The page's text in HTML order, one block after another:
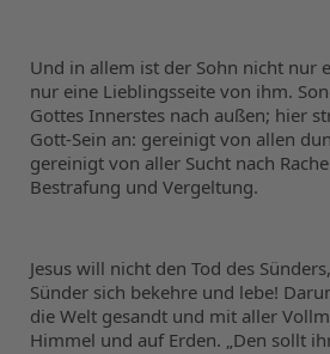
Und in allem ist der Sohn nicht nur
nur eine Lieblingsseite von ihm.
Gottes Innerstes nach außen; hier
Gott-Sein an: gereinigt von allen
gereinigt von aller Sucht nach
Bestrafung und Vergeltung.
Jesus will nicht den Tod des
Sünder sich bekehre und lebe!
die Welt gesandt und mit aller
Himmel und auf Erden. „Den sollt